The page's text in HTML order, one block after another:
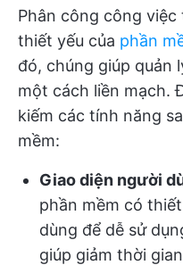
Phân công công
thiết yếu của phần
đó, chúng giúp quản
một cách liền mạch.
kiếm các tính năng
mềm:
Giao diện người
phần mềm có
dùng để dễ sử
giúp giảm thời